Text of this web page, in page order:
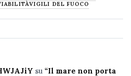
VIGILI DEL FUOCO
su “Il mare non porta